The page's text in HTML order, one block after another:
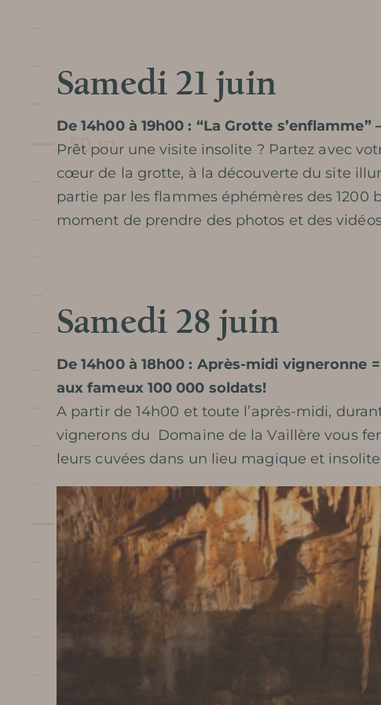
Samedi 21 juin
De 14h00 à 19h00 : “La Grotte s’enflamme”
Prêt pour une visite insolite ? Partez avec
cœur de la grotte, à la découverte du site
partie par les flammes éphémères des 1200
moment de prendre des photos et des
Samedi 28 juin
De 14h00 à 18h00 : Après-midi vigneronne
aux fameux 100 000 soldats!
A partir de 14h00 et toute l’après-midi,
vignerons du Domaine de la Vaillère vous
leurs cuvées dans un lieu magique et